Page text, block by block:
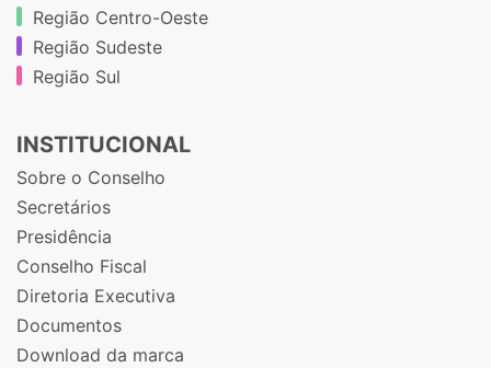
Região Centro-Oeste
Região Sudeste
Região Sul
INSTITUCIONAL
Sobre o Conselho
Secretários
Presidência
Conselho Fiscal
Diretoria Executiva
Documentos
Download da marca